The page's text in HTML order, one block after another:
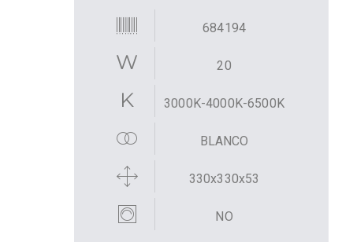
684194
20
3000K-4000K-6500K
BLANCO
330x330x53
NO